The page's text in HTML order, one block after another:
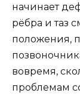
начинает
рёбра и таз
положения,
вовремя,
проблемам